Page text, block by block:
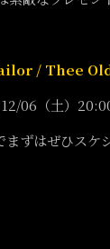
/ Thee Old
06（土）
ずはぜひスケ